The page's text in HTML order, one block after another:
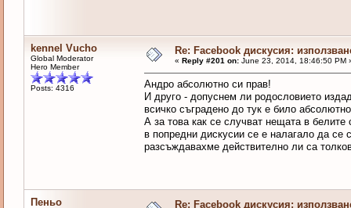
kennel Vucho
Global Moderator
Hero Member
Posts: 4316
Re: Facebook дискусия:
« Reply #201 on:June 23, 2014, 18:46:50 PM
Андро абсолютно си прав!
И друго - допуснем ли родословието
всичко съградено до тук е било
А за това как се случват нещата в белите
в попредни дискусии се е налагало да се
разсъждавахме действително ли са
Пеньо Re: Facebook дискусия: